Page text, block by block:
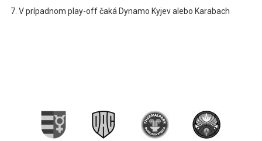
V prípadnom play-off čaká Dynamo Kyjev alebo Karabach